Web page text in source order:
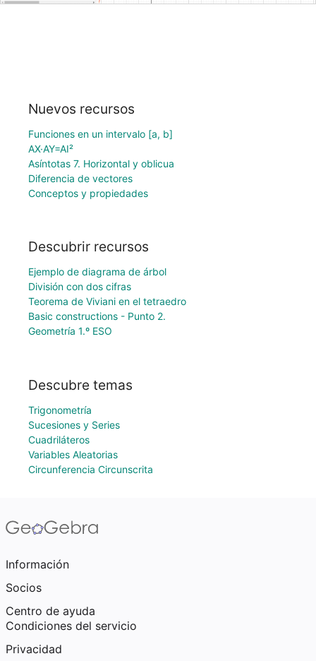
Nuevos recursos
Funciones en un intervalo [a, b]
AX·AY=AI²
Asíntotas 7. Horizontal y oblicua
Diferencia de vectores
Conceptos y propiedades
Descubrir recursos
Ejemplo de diagrama de árbol
División con dos cifras
Teorema de Viviani en el tetraedro
Basic constructions - Punto 2.
Geometría 1.º ESO
Descubre temas
Trigonometría
Sucesiones y Series
Cuadriláteros
Variables Aleatorias
Circunferencia Circunscrita
Información
Socios
Centro de ayuda
Condiciones del servicio
Privacidad